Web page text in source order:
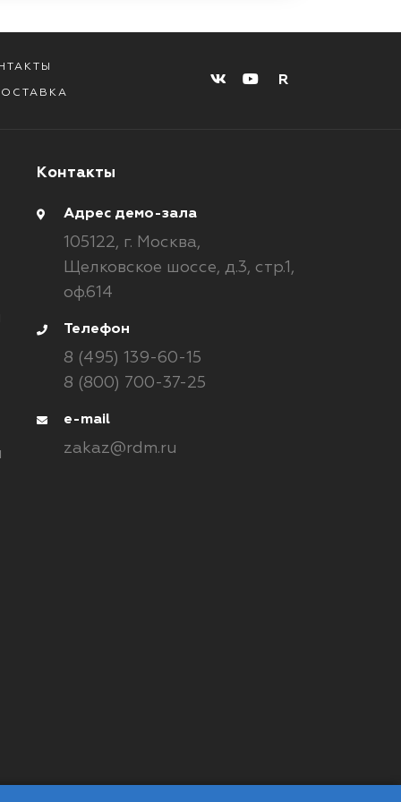
R
Контакты
Адрес демо-зала
105122, г. Москва,
Щелковское шоссе, д.3, стр.1,
оф.614
Телефон
8 (495) 139-60-15
8 (800) 700-37-25
e-mail
zakaz@rdm.ru